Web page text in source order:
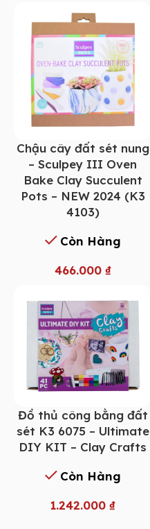
Chậu cây đất sét nung
– Sculpey III Oven
Bake Clay Succulent
Pots – NEW 2024 (K3
4103)
Còn Hàng
466.000 ₫
Đồ thủ công bằng đất
sét K3 6075 – Ultimate
DIY KIT – Clay Crafts
Còn Hàng
1.242.000 ₫